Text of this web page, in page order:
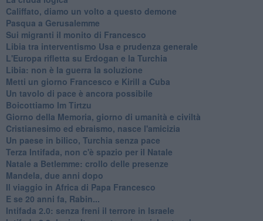
Califfato, diamo un volto a questo demone
Pasqua a Gerusalemme
Sui migranti il monito di Francesco
Libia tra interventismo Usa e prudenza generale
L'Europa rifletta su Erdogan e la Turchia
Libia: non è la guerra la soluzione
Metti un giorno Francesco e Kirill a Cuba
Un tavolo di pace è ancora possibile
Boicottiamo Im Tirtzu
Giorno della Memoria, giorno di umanità e civiltà
Cristianesimo ed ebraismo, nasce l'amicizia
Un paese in bilico, Turchia senza pace
Terza Intifada, non c'è spazio per il Natale
Natale a Betlemme: crollo delle presenze
Mandela, due anni dopo
Il viaggio in Africa di Papa Francesco
E se 20 anni fa, Rabin...
Intifada 2.0: senza freni il terrore in Israele